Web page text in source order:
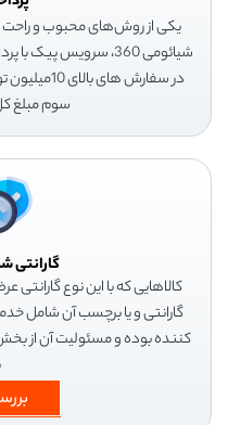
یکی از روش‌های محبوب و راحت
شیائومی 360، سرویس
در سفارش
سوم مبلغ
گارانتی
کالاهایی که با این نوع
گارانتی و یا برچسب آن شامل